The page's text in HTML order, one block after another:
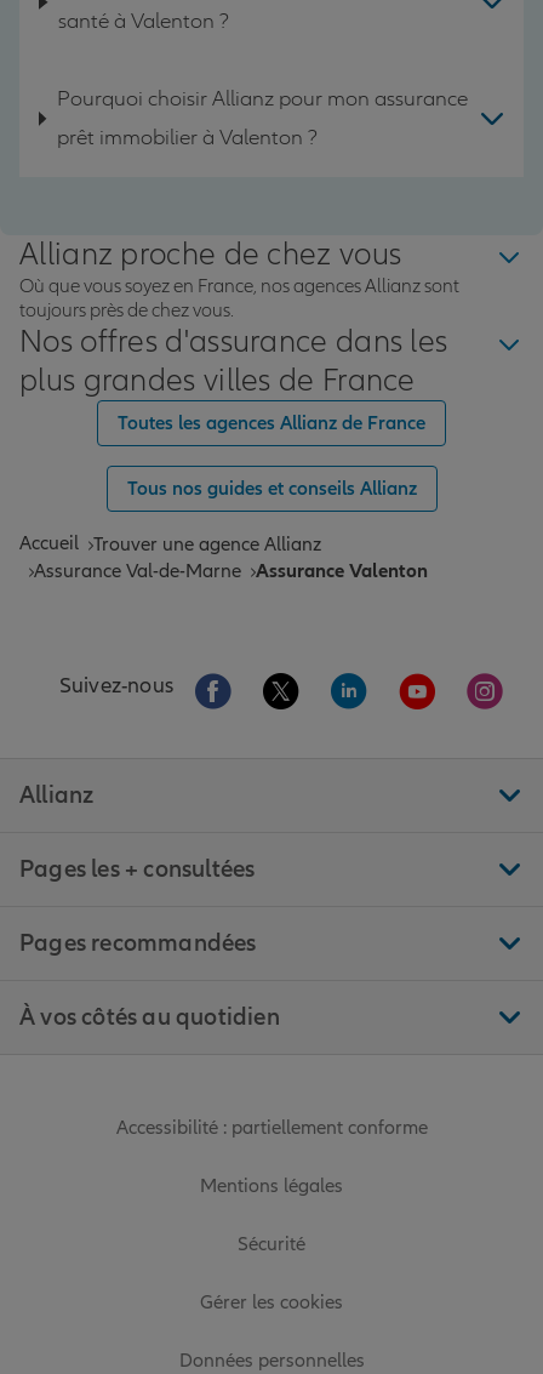
santé à Valenton ?
Pourquoi choisir Allianz pour mon assurance
prêt immobilier à Valenton ?
Allianz proche de chez vous
Où que vous soyez en France, nos agences Allianz sont
toujours près de chez vous.
Nos offres d'assurance dans les
plus grandes villes de France
Toutes les agences Allianz de France
Tous nos guides et conseils Allianz
Accueil Trouver une agence Allianz
Assurance Val-de-Marne Assurance Valenton
Suivez-nous Aller sur la page Facebook de Allianz
Aller sur la page Twitter de
Aller sur la page
Aller sur la
Aller
Allianz
Pages les + consultées
Pages recommandées
À vos côtés au quotidien
Accessibilité : partiellement conforme
Mentions légales
Sécurité
Gérer les cookies
Données personnelles